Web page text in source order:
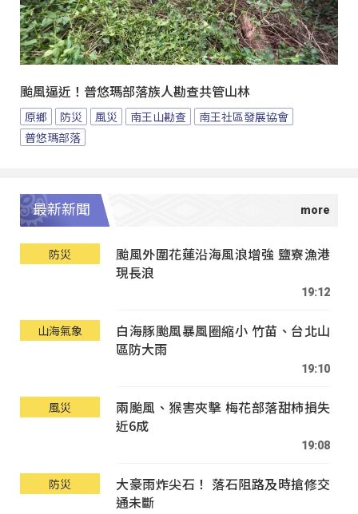
颱風逼近！普悠瑪部落族人勘查共管山林
原鄉 防災 風災 南王山勘查
南王社區發展協會
普悠瑪部落
最新新聞
防災
颱風外圍花蓮沿海風浪增強 鹽寮漁港
現長浪
19:12
山海氣象
白海豚颱風暴風圈縮小 竹苗、台北山
區防大雨
19:10
風災
兩颱風、猴害夾擊 梅花部落甜柿損失
近6成
19:08
防災
大豪雨炸尖石！ 落石阻路及時搶修交
通未斷